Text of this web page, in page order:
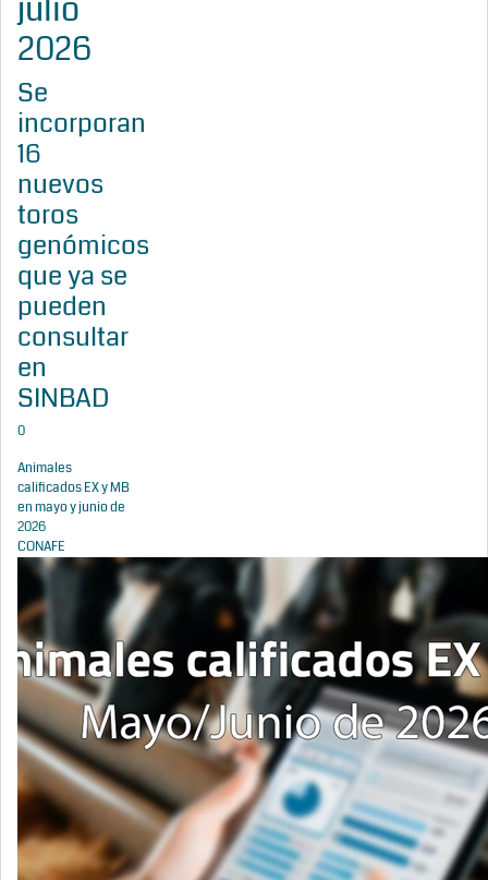
julio
2026
Se
incorporan
16
nuevos
toros
genómicos
que ya se
pueden
consultar
en
SINBAD
0
Animales
calificados EX y MB
en mayo y junio de
2026
CONAFE